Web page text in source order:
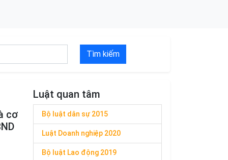
Tìm kiếm
cơ
Luật quan tâm
Bộ luật dân sự 2015
Luật Doanh nghiệp 2020
Bộ luật Lao động 2019